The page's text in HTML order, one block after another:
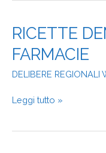
RICETTE
FARMACIE
DELIBERE REGIONALI
RICETTE
DEMATERIALIZZATE
E
Leggi tutto »